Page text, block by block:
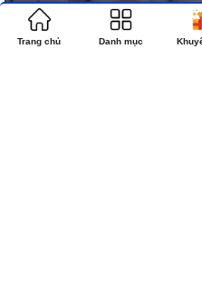
Trang chủ Danh mục